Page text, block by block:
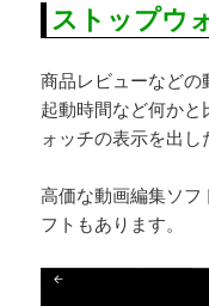
ストップウ
商品レビューなど
起動時間など何かと
ォッチの表示を出し
高価な動画編集ソフ
フトもあります。